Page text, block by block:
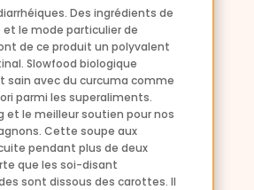
Des ingrédients de
le mode particulier de
de ce produit un polyvalent
Slowfood biologique
sain avec du curcuma comme
parmi les superaliments.
et le meilleur soutien pour nos
Cette soupe aux
pendant plus de deux
que les soi-disant
sont dissous des carottes. Il